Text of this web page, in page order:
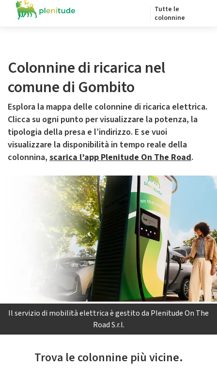
Tutte le
colonnine
Colonnine di ricarica nel
comune di Gombito
Esplora la mappa delle colonnine di ricarica elettrica.
Clicca su ogni punto per visualizzare la potenza, la
tipologia della presa e l’indirizzo. E se vuoi
visualizzare la disponibilità in tempo reale della
colonnina, scarica l’app Plenitude On The Road.
Il servizio di mobilità elettrica è gestito da Plenitude On The
Road S.r.l.
Trova le colonnine più vicine.